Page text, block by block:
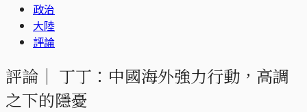
政治
大陸
評論
評論｜ 丁丁：中國海外強力行動，高調
之下的隱憂